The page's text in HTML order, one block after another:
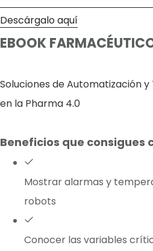
Descárgalo aquí
EBOOK
Soluciones de Automatización
en la Pharma 4.0
Beneficios que consigues
Mostrar alarmas y
robots
Conocer las variables